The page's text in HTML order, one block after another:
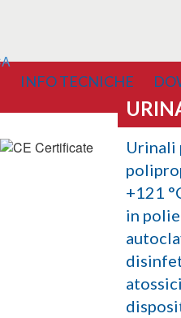
INFO TECNICHE
Urinali
+121
in